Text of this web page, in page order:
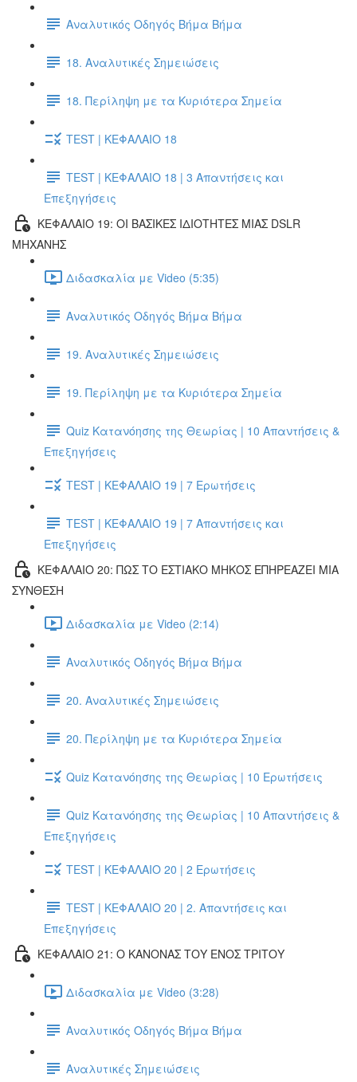
Αναλυτικός Οδηγός Βήμα Βήμα
18. Αναλυτικές Σημειώσεις
18. Περίληψη με τα Κυριότερα Σημεία
TEST | ΚΕΦΑΛΑΙΟ 18
TEST | ΚΕΦΑΛΑΙΟ 18 | 3 Απαντήσεις και
Επεξηγήσεις
ΚΕΦΑΛΑΙΟ 19: ΟΙ ΒΑΣΙΚΕΣ ΙΔΙΟΤΗΤΕΣ ΜΙΑΣ DSLR
ΜΗΧΑΝΗΣ
Διδασκαλία με Video (5:35)
Αναλυτικός Οδηγός Βήμα Βήμα
19. Αναλυτικές Σημειώσεις
19. Περίληψη με τα Κυριότερα Σημεία
Quiz Κατανόησης της Θεωρίας | 10 Απαντήσεις &
Επεξηγήσεις
TEST | ΚΕΦΑΛΑΙΟ 19 | 7 Ερωτήσεις
TEST | ΚΕΦΑΛΑΙΟ 19 | 7 Απαντήσεις και
Επεξηγήσεις
ΚΕΦΑΛΑΙΟ 20: ΠΩΣ ΤΟ ΕΣΤΙΑΚΟ ΜΗΚΟΣ ΕΠΗΡΕΑΖΕΙ ΜΙΑ
ΣΥΝΘΕΣΗ
Διδασκαλία με Video (2:14)
Αναλυτικός Οδηγός Βήμα Βήμα
20. Αναλυτικές Σημειώσεις
20. Περίληψη με τα Κυριότερα Σημεία
Quiz Κατανόησης της Θεωρίας | 10 Ερωτήσεις
Quiz Κατανόησης της Θεωρίας | 10 Απαντήσεις &
Επεξηγήσεις
TEST | ΚΕΦΑΛΑΙΟ 20 | 2 Ερωτήσεις
TEST | ΚΕΦΑΛΑΙΟ 20 | 2. Απαντήσεις και
Επεξηγήσεις
ΚΕΦΑΛΑΙΟ 21: Ο ΚΑΝΟΝΑΣ ΤΟΥ ΕΝΟΣ ΤΡΙΤΟΥ
Διδασκαλία με Video (3:28)
Αναλυτικός Οδηγός Βήμα Βήμα
Αναλυτικές Σημειώσεις